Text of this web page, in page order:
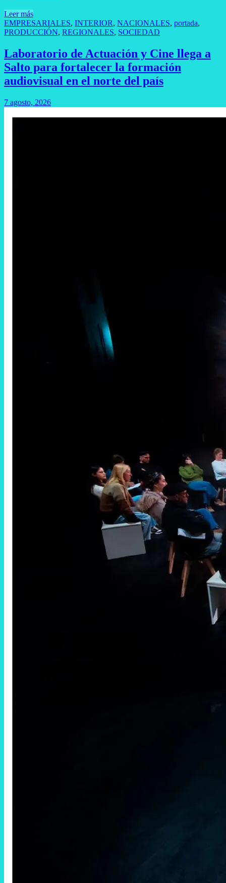
Leer más
EMPRESARIALES, INTERIOR, NACIONALES, portada,
PRODUCCIÓN, REGIONALES, SOCIEDAD
Laboratorio de Actuación y Cine llega a
Salto para fortalecer la formación
audiovisual en el norte del país
7 agosto, 2026